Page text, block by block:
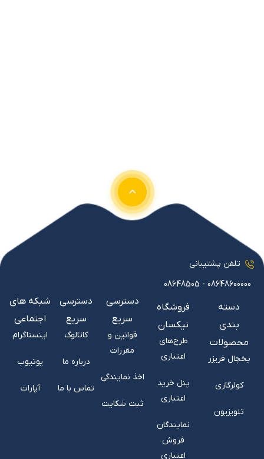
تلفن پشتیبانی
08648600000 - 08648505
دسته
بندی
محصولات
یخچال فریزر
کولرگازی
تلویزیون
فروشگاه
نیکسان
طرح‌های
اعتباری
پنل خرید
اعتباری
نمایندگان
فروش
اعتباری
دسترسی
سریع
قوانین و
مقررات
اخذ نمایندگی
ثبت شکایت
دسترسی
سریع
کاتالوگ
درباره ما
تماس با ما
شبکه های
اجتماعی
اینستاگرام
یوتیوب
آپارات